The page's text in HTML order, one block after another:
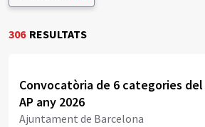
306 RESULTATS
Obrir document PDF
Convocatòria de 6 categories del
AP any 2026
Ajuntament de Barcelona